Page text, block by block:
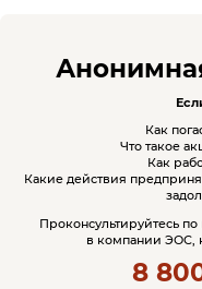
Как
Что такое
Как
Какие действия
Проконсультируйтесь
в компании ЭОС,
8